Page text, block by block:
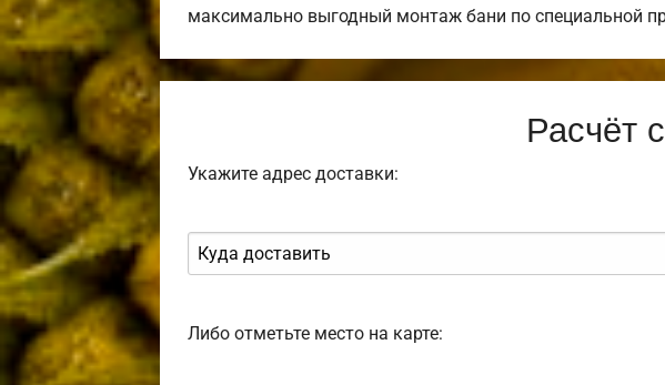
максимально выгодный монтаж бани по специальной
Расчёт
Укажите адрес доставки:
Либо отметьте место на карте: